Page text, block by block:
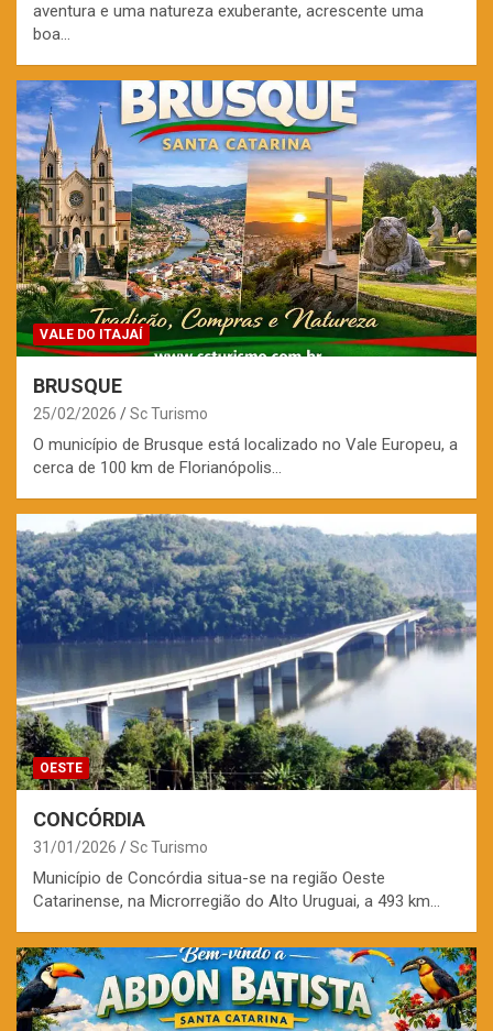
aventura e uma natureza exuberante, acrescente uma
boa…
VALE DO ITAJAÍ
BRUSQUE
25/02/2026 Sc Turismo
O município de Brusque está localizado no Vale Europeu, a
cerca de 100 km de Florianópolis…
OESTE
CONCÓRDIA
31/01/2026 Sc Turismo
Município de Concórdia situa-se na região Oeste
Catarinense, na Microrregião do Alto Uruguai, a 493 km…